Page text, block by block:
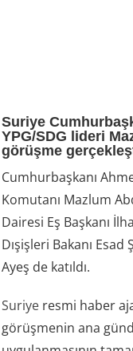
Suriye
YPG/SDG lideri
görüşme
Cumhurbaşkanı
Komutanı Mazlum
Dairesi Eş Başkanı
Dışişleri Bakanı
Ayeş de katıldı.
Suriye resmi haber
görüşmenin ana